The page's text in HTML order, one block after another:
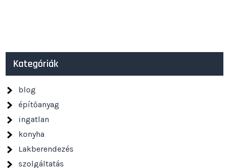
Kategóriák
blog
építőanyag
ingatlan
konyha
Lakberendezés
szolgáltatás